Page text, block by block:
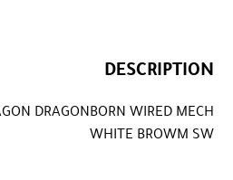
DESCRIPTION
DRAGONBORN WIRED MECH
WHITE BROWM SW